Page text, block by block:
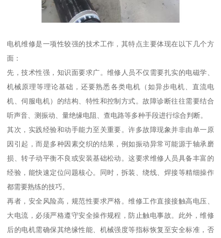
电机维修是一项性较强的技术工作，其特点主要体现在以下几个方
面：
先，技术性强，知识面要求广。维修人员不仅需要扎实的电磁学、
机械原理等理论基础，还要熟悉各类电机（如异步电机、直流电
机、伺服电机）的结构、特性和控制方式。故障诊断往往需要结合
听声音、测振动、量绝缘电阻、查电路等多种手段进行综合判断。
其次，实践经验和动手能力至关重要。许多故障现象并非由单一原
因引起，而是多种因素交织的结果，例如振动异常可能源于轴承磨
损、转子动平衡不良或安装基础松动。这要求维修人员具备丰富的
经验，能快速定位问题核心。同时，拆装、绕线、焊接等精细操作
都需要熟练的技巧。
再者，安全风险高，规范性要求严格。维修工作直接接触高电压、
大电流，必须严格遵守安全操作规程，防止触电事故。此外，维修
后的电机需确保其绝缘性能、机械强度等指标恢复至安全标准，否